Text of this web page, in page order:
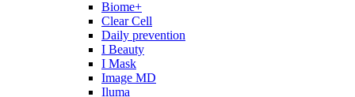
Biome+
Clear Cell
Daily prevention
I Beauty
I Mask
Image MD
Iluma